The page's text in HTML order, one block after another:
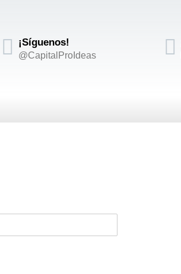
¡Síguenos!
@CapitalProIdeas